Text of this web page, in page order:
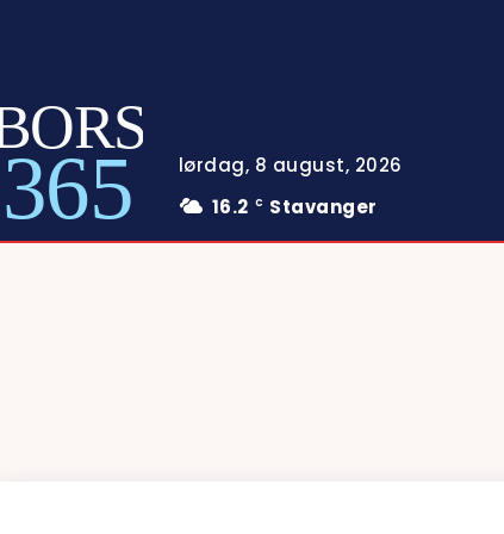
365
lørdag, 8 august, 2026
16.2 C Stavanger